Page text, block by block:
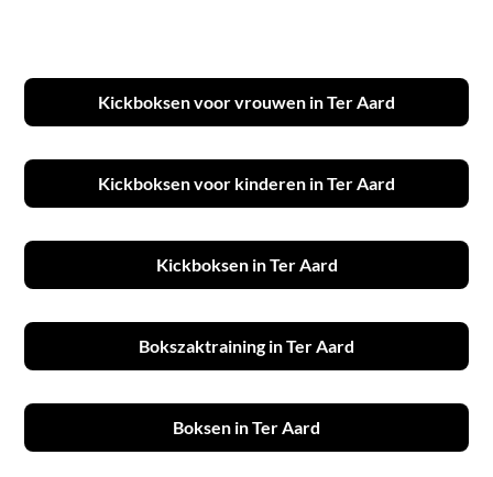
Kickboksen voor vrouwen in Ter Aard
Kickboksen voor kinderen in Ter Aard
Kickboksen in Ter Aard
Bokszaktraining in Ter Aard
Boksen in Ter Aard